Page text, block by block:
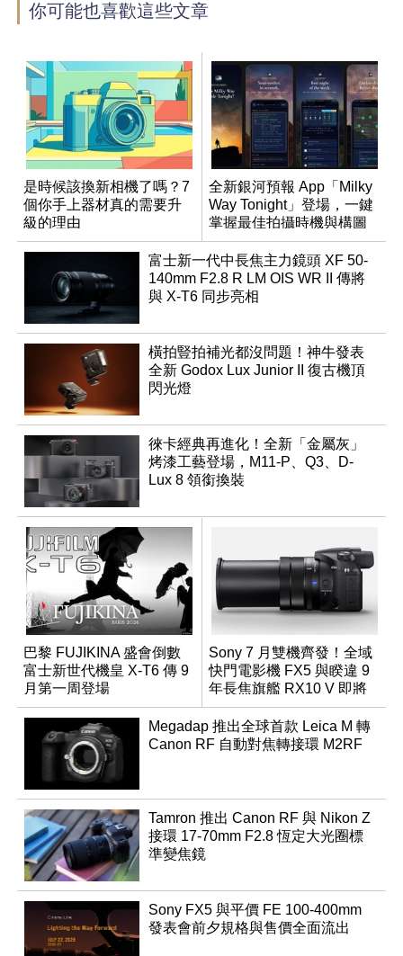
你可能也喜歡這些文章
是時候該換新相機了嗎？7
個你手上器材真的需要升
級的理由
全新銀河預報 App「Milky
Way Tonight」登場，一鍵
掌握最佳拍攝時機與構圖
富士新一代中長焦主力鏡頭 XF 50-
140mm F2.8 R LM OIS WR II 傳將
與 X-T6 同步亮相
橫拍豎拍補光都沒問題！神牛發表
全新 Godox Lux Junior II 復古機頂
閃光燈
徠卡經典再進化！全新「金屬灰」
烤漆工藝登場，M11-P、Q3、D-
Lux 8 領銜換裝
巴黎 FUJIKINA 盛會倒數
富士新世代機皇 X-T6 傳 9
月第一周登場
Sony 7 月雙機齊發！全域
快門電影機 FX5 與睽違 9
年長焦旗艦 RX10 V 即將
登場
Megadap 推出全球首款 Leica M 轉
Canon RF 自動對焦轉接環 M2RF
Tamron 推出 Canon RF 與 Nikon Z
接環 17-70mm F2.8 恆定大光圈標
準變焦鏡
Sony FX5 與平價 FE 100-400mm
發表會前夕規格與售價全面流出